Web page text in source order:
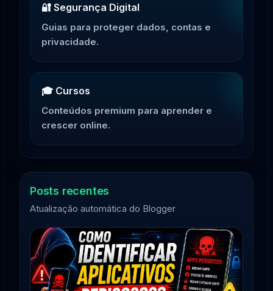
🔐 Segurança Digital
Guias para proteger dados, contas e
privacidade.
🎓 Cursos
Conteúdos premium para aprender e
crescer online.
Posts recentes
Atualização automática do Blogger